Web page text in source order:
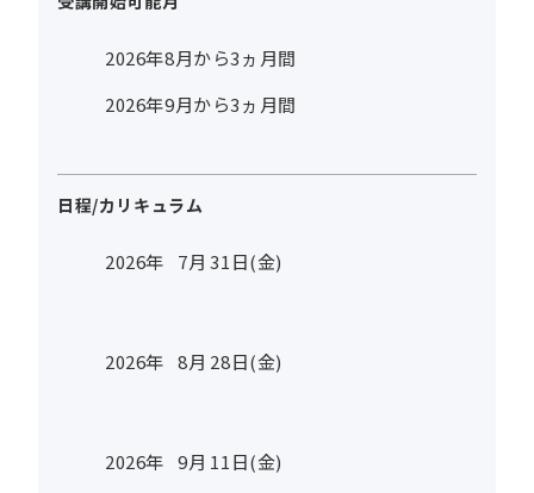
2026年8月から3ヵ月間
2026年9月から3ヵ月間
日程/カリキュラム
2026年 7月 31日(金)
2026年 8月 28日(金)
2026年 9月 11日(金)